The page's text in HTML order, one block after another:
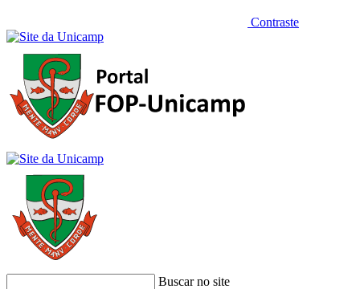
Contraste
Buscar no site